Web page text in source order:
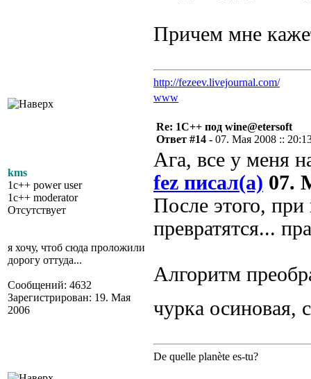
Причем мне
http://fezeev.livejournal.com/
www
kms
1c++ power user
1c++ moderator
Отсутствует
я хочу, чтоб сюда проложили
дорогу оттуда...
Сообщений: 4632
Зарегистрирован: 19. Мая
2006
Re: 1С++ под wine@etersoft
Ответ #14 - 07. Мая 2008 ::
Ага, все у меня
fez писал(а) 07.
После этого,
превратятся...
Алгоритм
чурка осиновая,
De quelle planète es-tu?